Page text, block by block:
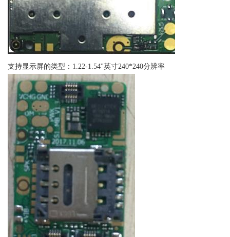
支持显示屏的类型：1.22-1.54''英寸240*240分辨率